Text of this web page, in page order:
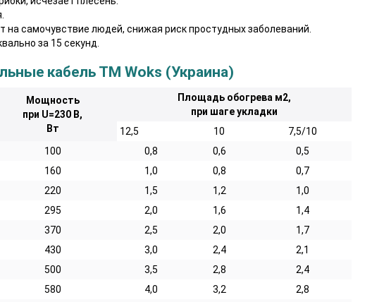
на самочувствие людей, снижая риск простудных заболеваний.
за 15 секунд.
кабель ТМ Woks (Украина)
Мощность
при U=230 В,
Вт
Площадь обогрева м2,
при шаге укладки
12,5
10
7,5/10
100 0,8 0,6
0,5
160 1,0 0,8
0,7
220 1,5 1,2
1,0
295 2,0 1,6
1,4
370 2,5 2,0
1,7
430 3,0 2,4
2,1
500 3,5 2,8
2,4
580 4,0 3,2
2,8